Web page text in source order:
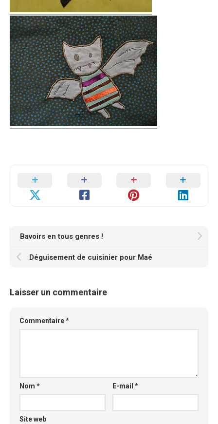
Bavoirs en tous genres !
Déguisement de cuisinier pour Maé
Laisser un commentaire
Commentaire*
Nom * E-mail*
Site web